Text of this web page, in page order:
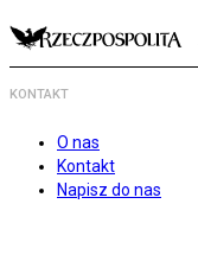
KONTAKT
O nas
Kontakt
Napisz do nas